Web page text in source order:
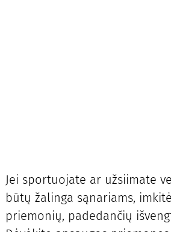
Jei sportuojate ar užsiimate
būtų žalinga sąnariams,
priemonių, padedančių